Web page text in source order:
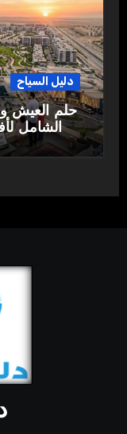
دليل السياح
حلم العيش
الشامل